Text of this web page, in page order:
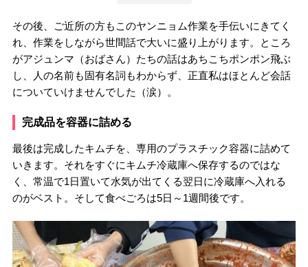
その後、ご近所の方もこのヤンニョム作業を手伝いにきてく
れ、作業をしながら世間話で大いに盛り上がります。ところ
がアジュンマ（おばさん）たちの話はあちこちポンポン飛ぶ
し、人の名前も固有名詞もわからず、正直私はほとんど会話
についていけませんでした（涙）。
完成品を容器に詰める
最後は完成したキムチを、専用のプラスチック容器に詰めて
いきます。それをすぐにキムチ冷蔵庫へ保存するのではな
く、常温で1日置いて水気が出てくる翌日に冷蔵庫へ入れる
のがベスト。そして食べごろは5日～1週間後です。